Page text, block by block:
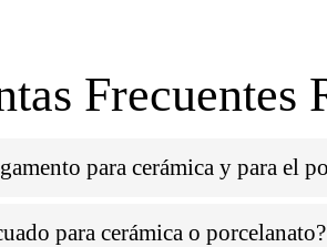
Frecuentes
para cerámica y para el
para cerámica o porcelanato?